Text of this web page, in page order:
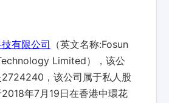
有限公司 （英文名称:Fosun
Limited），该公
，该公司属于私人股
年7月19日在香港中環花